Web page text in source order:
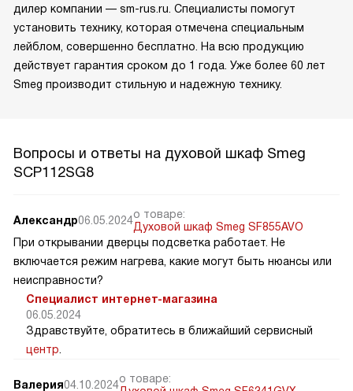
дилер компании — sm-rus.ru. Специалисты помогут
установить технику, которая отмечена специальным
лейблом, совершенно бесплатно. На всю продукцию
действует гарантия сроком до 1 года. Уже более 60 лет
Smeg производит стильную и надежную технику.
Вопросы и ответы на духовой шкаф Smeg
SCP112SG8
Александр06.05.2024о товаре:
Духовой шкаф Smeg SF855AVO
При открывании дверцы подсветка работает. Не
включается режим нагрева, какие могут быть нюансы или
неисправности?
Специалист интернет-магазина
06.05.2024
Здравствуйте, обратитесь в ближайший сервисный
центр
Валерия04.10.2024о товаре: